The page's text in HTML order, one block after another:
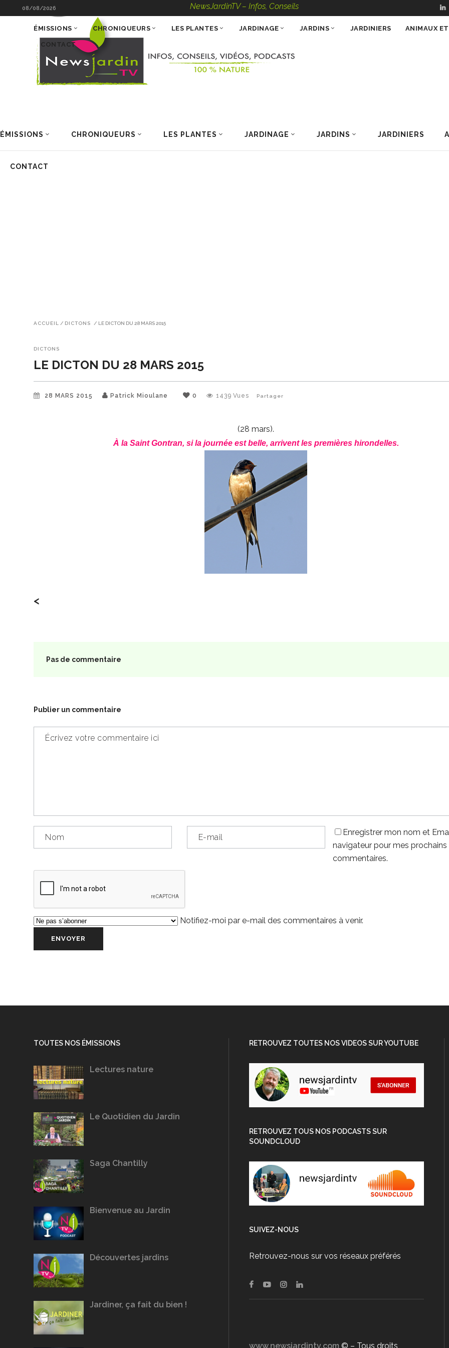
08/08/2026 NewsJardinTV – Infos, Conseils, Vidéos, Podcasts – 100 % Nature
ÉMISSIONS CHRONIQUEURS LES PLANTES JARDINAGE JARDINS JARDINIERS
CONTACT
ÉMISSIONS CHRONIQUEURS LES PLANTES JARDINAGE JARDINS JARDINIERS ANIMAUX
CONTACT
ACCUEIL / DICTONS / LE DICTON DU 28 MARS 2015
DICTONS
LE DICTON DU 28 MARS 2015
28 MARS 2015 Patrick Mioulane 0 1439 Vues Partager
(28 mars).
À la Saint Gontran, si la journée est belle, arrivent les premières hirondelles.
<
Pas de commentaire
Publier un commentaire
Enregistrer mon nom et
navigateur pour mes prochains
commentaires.
Notifiez-moi par e-mail des commentaires à venir.
TOUTES NOS ÉMISSIONS
Lectures nature
Le Quotidien du Jardin
Saga Chantilly
Bienvenue au Jardin
Découvertes jardins
Jardiner, ça fait du bien !
RETROUVEZ TOUTES NOS VIDEOS SUR YOUTUBE
RETROUVEZ TOUS NOS PODCASTS SUR
SOUNDCLOUD
SUIVEZ-NOUS
Retrouvez-nous sur vos réseaux préférés
www.newsjardintv.com © – Tous droits